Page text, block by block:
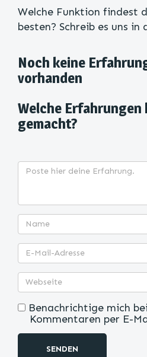
Welche Funktion findest
besten? Schreib es uns in
Noch keine
vorhanden
Welche Erfahrungen
gemacht?
Benachrichtige mich
Kommentaren per E-
SENDEN